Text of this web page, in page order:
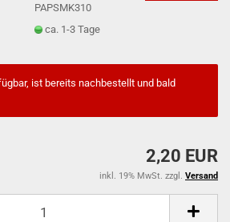
PAPSMK310
ca. 1-3 Tage
ist bereits nachbestellt und bald
2,20 EUR
inkl. 19% MwSt. zzgl. Versand